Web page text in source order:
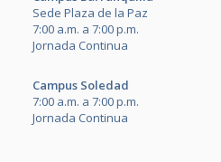
Sede Plaza de la Paz
7:00 a.m. a 7:00 p.m.
Jornada Continua
Campus Soledad
7:00 a.m. a 7:00 p.m.
Jornada Continua